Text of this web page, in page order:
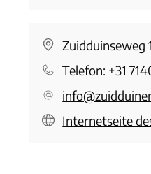
Zuidduinseweg
Telefon: +31
Internetseite